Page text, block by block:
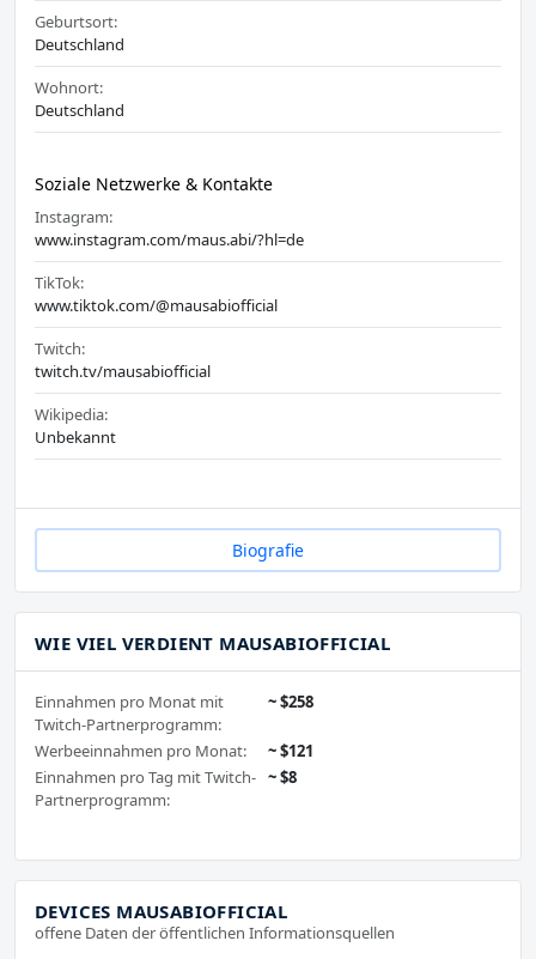
Geburtsort:
Deutschland
Wohnort:
Deutschland
Soziale Netzwerke & Kontakte
Instagram:
www.instagram.com/maus.abi/?hl=de
TikTok:
www.tiktok.com/@mausabiofficial
Twitch:
twitch.tv/mausabiofficial
Wikipedia:
Unbekannt
Biografie
WIE VIEL VERDIENT MAUSABIOFFICIAL
Einnahmen pro Monat mit
Twitch-Partnerprogramm:
~ $258
Werbeeinnahmen pro Monat:
~ $121
Einnahmen pro Tag mit Twitch-
Partnerprogramm:
~ $8
DEVICES MAUSABIOFFICIAL
offene Daten der öffentlichen Informationsquellen